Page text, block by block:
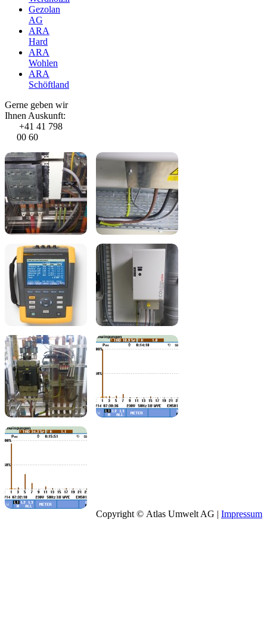
Gezolan
AG
ARA
Hard
ARA
Wohlen
ARA
Schöftland
Gerne geben wir
Ihnen Auskunft:
+41 41 798
00 60
Copyright © Atlas Umwelt AG | Impressum